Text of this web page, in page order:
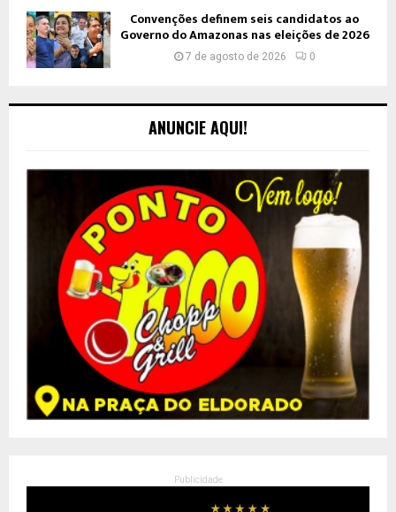
Convenções definem seis candidatos ao
Governo do Amazonas nas eleições de 2026
7 de agosto de 2026 0
ANUNCIE AQUI!
Publicidade